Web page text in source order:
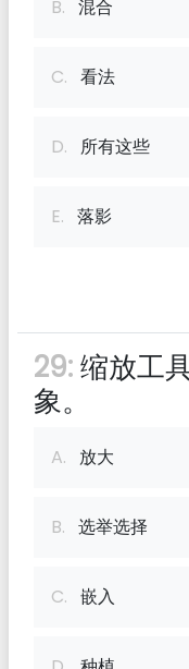
B. 混合
C. 看法
D. 所有这些
E. 落影
29:缩放
象。
A. 放大
B. 选举选择
C. 嵌入